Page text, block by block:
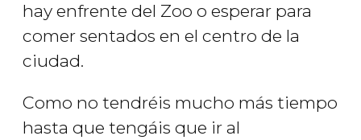
hay enfrente del Zoo o esperar para
comer sentados en el centro de la
ciudad.
Como no tendréis mucho más tiempo
hasta que tengáis que ir al